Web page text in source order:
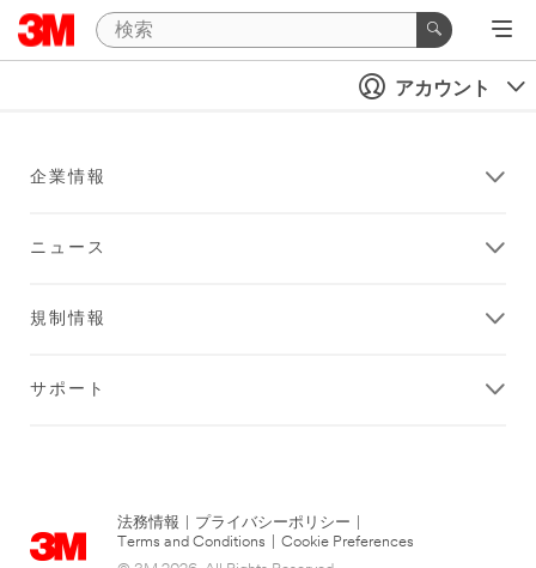
アカウント
企業情報
ニュース
規制情報
サポート
法務情報 プライバシーポリシー
Terms and Conditions
Cookie Preferences